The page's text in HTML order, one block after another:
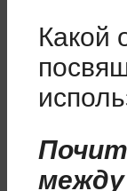
Какой